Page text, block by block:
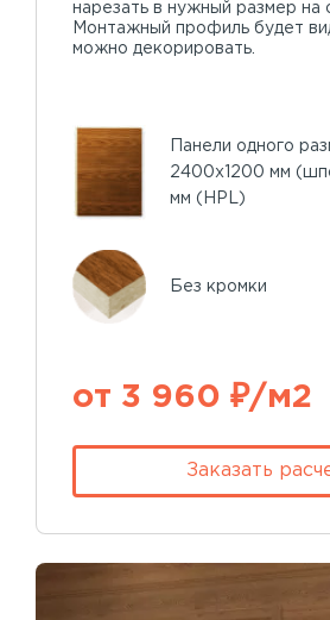
нарезать в нужный размер на
Монтажный профиль будет
можно декорировать.
Панели одного
2400х1200 мм
мм (HPL)
Без кромки
от 3 960 ₽/м2
Заказать